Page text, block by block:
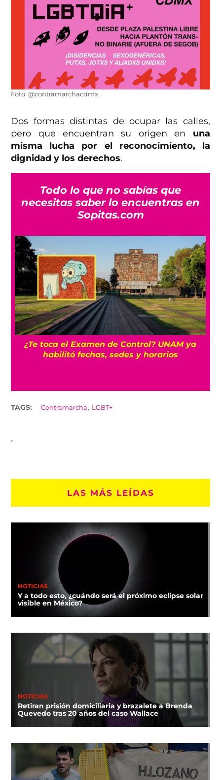
Foto: @contramarchacdmx.
Dos formas distintas de ocupar las calles,
pero que encuentran su origen en una
misma lucha por el reconocimiento, la
dignidad y los derechos.
Todo lo que no sabías que
necesitas saber lo encuentras en
Sopitas.com
¿Te toca el Examen de Control? UNAM ya
habilitó fechas, sedes y horarios
TAGS: Contramarcha, LGBT+
LAS MÁS LEÍDAS
NOTICIAS
Y a todo esto, ¿cuándo será el próximo eclipse solar
visible en México?
NOTICIAS
Retiran prisión domiciliaria y brazalete a Brenda
Quevedo tras 20 años del caso Wallace